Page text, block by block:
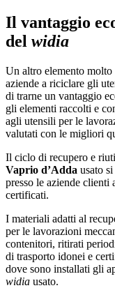
Il vantaggio
del widia
Un altro elemento
aziende a riciclare gli
di trarne un vantaggio
gli elementi raccolti e
agli utensili per le
valutati con le migliori
Il ciclo di recupero e
Vaprio d’Adda usato
presso le aziende
certificati.
I materiali adatti al
per le lavorazioni
contenitori, ritirati
di trasporto idonei e
dove sono installati gli
widia usato.